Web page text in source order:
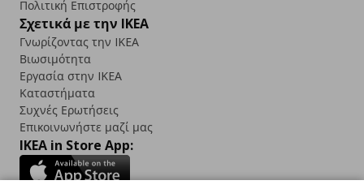
Πολιτική Επιστροφής
Σχετικά με την IKEA
Γνωρίζοντας την IKEA
Βιωσιμότητα
Εργασία στην IKEA
Καταστήματα
Συχνές Ερωτήσεις
Επικοινωνήστε μαζί μας
IKEA in Store App: